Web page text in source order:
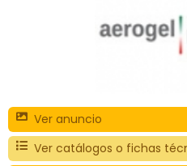
Ver anuncio
Ver catálogos o fichas